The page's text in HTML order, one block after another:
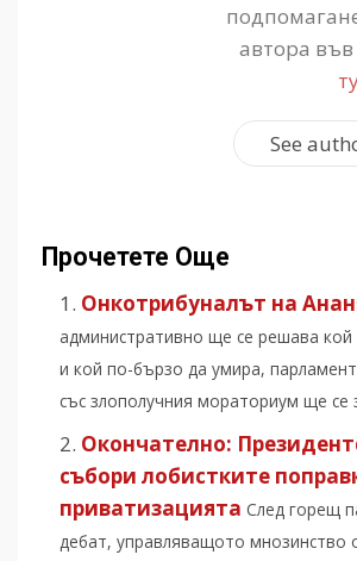
автора във
See
Прочетете Още
Онкотрибуналът на
административно ще се решава
и кой по-бързо да умира,
със злополучния мораториум ще се
Окончателно:
събори лобистките
приватизацията След горещ
дебат, управляващото мнозинство